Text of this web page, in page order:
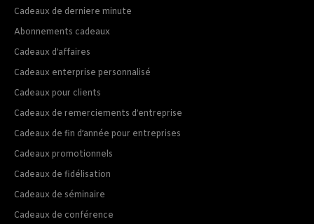
Cadeaux de derniere minute
Abonnements cadeaux
Cadeaux d’affaires
Cadeaux enterprise personnalisé
Cadeaux pour clients
Cadeaux de remerciements d’entreprise
Cadeaux de fin d’année pour entreprises
Cadeaux promotionnels
Cadeaux de fidélisation
Cadeaux de séminaire
Cadeaux de conférence